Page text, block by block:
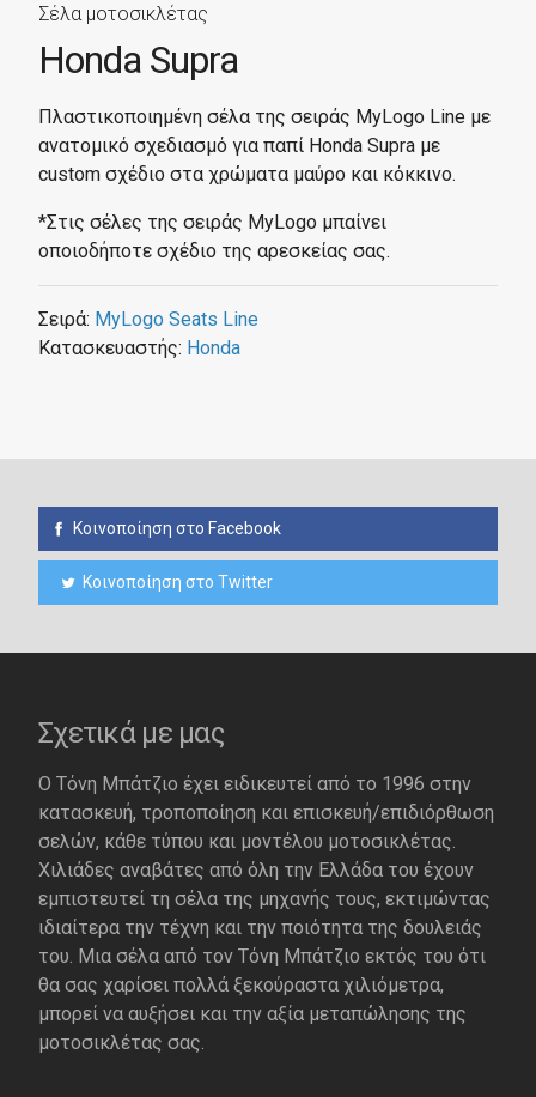
Σέλα μοτοσικλέτας
Honda Supra
Πλαστικοποιημένη σέλα της σειράς MyLogo Line με
ανατομικό σχεδιασμό για παπί Honda Supra με
custom σχέδιο στα χρώματα μαύρο και κόκκινο.
*Στις σέλες της σειράς MyLogo μπαίνει
οποιοδήποτε σχέδιο της αρεσκείας σας.
Σειρά: MyLogo Seats Line
Κατασκευαστής: Honda
Κοινοποίηση στο Facebook
Κοινοποίηση στο Twitter
Σχετικά με μας
Ο Τόνη Μπάτζιο έχει ειδικευτεί από το 1996 στην
κατασκευή, τροποποίηση και επισκευή/επιδιόρθωση
σελών, κάθε τύπου και μοντέλου μοτοσικλέτας.
Χιλιάδες αναβάτες από όλη την Ελλάδα του έχουν
εμπιστευτεί τη σέλα της μηχανής τους, εκτιμώντας
ιδιαίτερα την τέχνη και την ποιότητα της δουλειάς
του. Μια σέλα από τον Τόνη Μπάτζιο εκτός του ότι
θα σας χαρίσει πολλά ξεκούραστα χιλιόμετρα,
μπορεί να αυξήσει και την αξία μεταπώλησης της
μοτοσικλέτας σας.